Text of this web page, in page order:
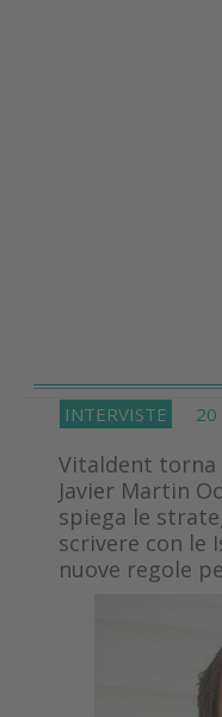
INTERVISTE 20
Vitaldent torna
Javier Martin
spiega le
scrivere con le
nuove regole